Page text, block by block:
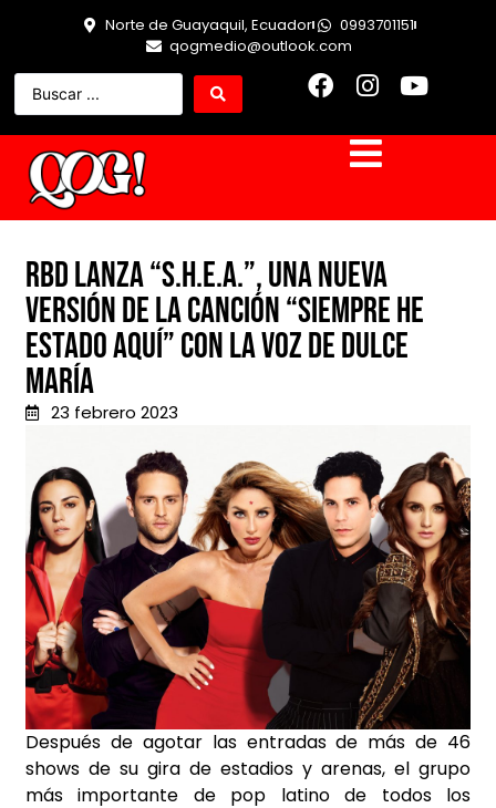
Norte de Guayaquil, Ecuador
0993701151
qogmedio@outlook.com
RBD lanza “S.H.E.A.”, una nueva
versión de la canción “Siempre he
estado aquí” con la voz de Dulce
María
23 febrero 2023
Después de agotar las entradas de más de 46
shows de su gira de estadios y arenas, el grupo
más importante de pop latino de todos los